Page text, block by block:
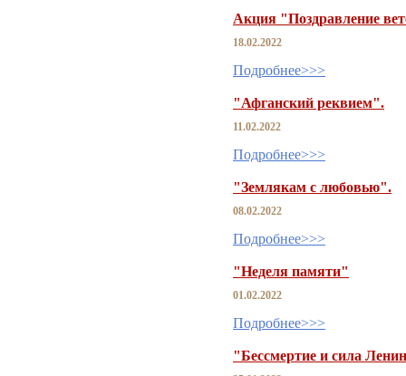
Акция "Поздравление
18.02.2022
Подробнее>>>
"Афганский реквием".
11.02.2022
Подробнее>>>
"Землякам с любовью".
08.02.2022
Подробнее>>>
"Неделя памяти"
01.02.2022
Подробнее>>>
"Бессмертие и сила